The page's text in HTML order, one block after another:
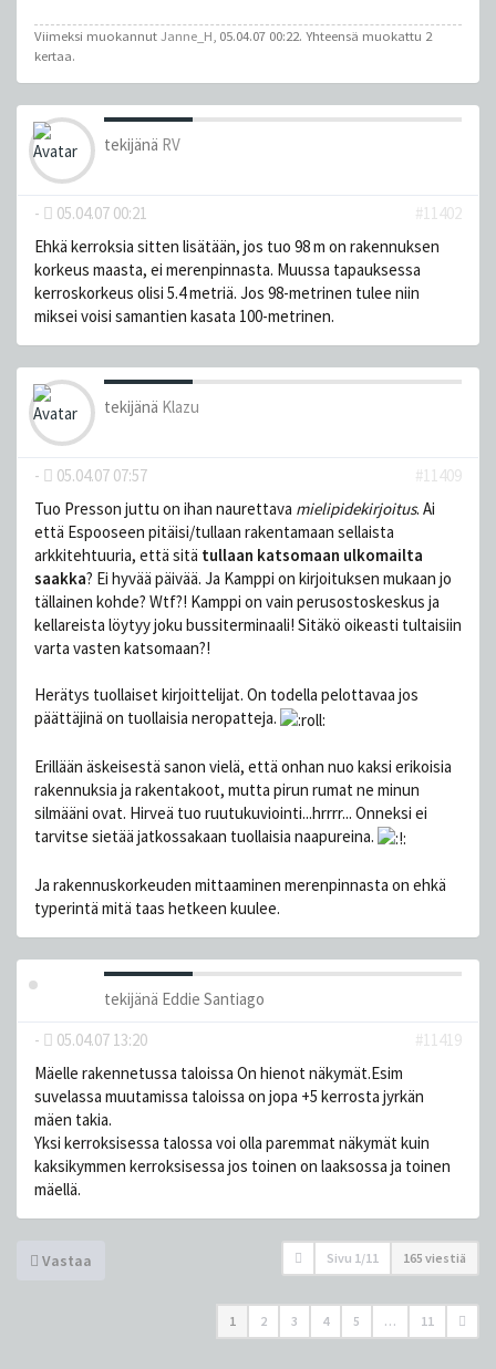
Viimeksi muokannutJanne_H, 05.04.07 00:22. Yhteensä muokattu 2
kertaa.
tekijänä RV
- 05.04.07 00:21
#11402
Ehkä kerroksia sitten lisätään, jos tuo 98 m on rakennuksen
korkeus maasta, ei merenpinnasta. Muussa tapauksessa
kerroskorkeus olisi 5.4 metriä. Jos 98-metrinen tulee niin
miksei voisi samantien kasata 100-metrinen.
tekijänä Klazu
- 05.04.07 07:57
#11409
Tuo Presson juttu on ihan naurettava mielipidekirjoitus. Ai
että Espooseen pitäisi/tullaan rakentamaan sellaista
arkkitehtuuria, että sitä tullaan katsomaan ulkomailta
saakka? Ei hyvää päivää. Ja Kamppi on kirjoituksen mukaan jo
tällainen kohde? Wtf?! Kamppi on vain perusostoskeskus ja
kellareista löytyy joku bussiterminaali! Sitäkö oikeasti tultaisiin
varta vasten katsomaan?!
Herätys tuollaiset kirjoittelijat. On todella pelottavaa jos
päättäjinä on tuollaisia neropatteja.
Erillään äskeisestä sanon vielä, että onhan nuo kaksi erikoisia
rakennuksia ja rakentakoot, mutta pirun rumat ne minun
silmääni ovat. Hirveä tuo ruutukuviointi...hrrrr... Onneksi ei
tarvitse sietää jatkossakaan tuollaisia naapureina.
Ja rakennuskorkeuden mittaaminen merenpinnasta on ehkä
typerintä mitä taas hetkeen kuulee.
tekijänä Eddie Santiago
-
05.04.07 13:20
#11419
Mäelle rakennetussa taloissa On hienot näkymät.Esim
suvelassa muutamissa taloissa on jopa +5 kerrosta jyrkän
mäen takia.
Yksi kerroksisessa talossa voi olla paremmat näkymät kuin
kaksikymmen kerroksisessa jos toinen on laaksossa ja toinen
mäellä.
Vastaa Sivu 1/11 165 viestiä
1 2 3 4 5 … 11